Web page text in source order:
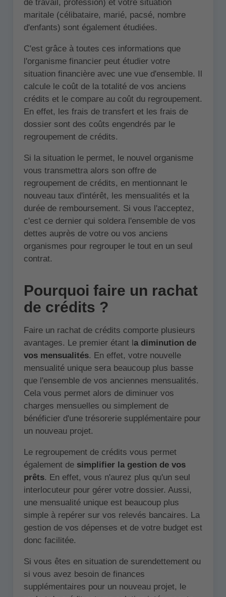
de travail, profession) et votre situation
maritale (célibataire, marié, pacsé, nombre
d'enfants) sont également étudiées.
C'est grâce à toutes ces informations que
l'organisme financier peut étudier votre
situation financière avec une vue d'ensemble. Il
calcule le coût de la totalité de vos anciens
crédits et le compare au coût du regroupement.
En effet, les frais de transfert et les frais de
dossier sont des coûts engendrés par le
regroupement de crédits.
Si la situation le permet, le nouvel organisme
vous transmettra alors son offre de
regroupement de crédits, en mentionnant le
nouveau taux d'intérêt, les mensualités et la
durée de remboursement. Si vous l'acceptez,
c'est ce dernier qui soldera l'ensemble de vos
dettes auprès de votre ou vos anciens
organismes pour regrouper le tout en un seul
contrat.
Pourquoi faire un rachat
de crédits ?
Faire un rachat de crédits comporte plusieurs
avantages. Le premier étant l a diminution de
vos mensualités. En effet, votre nouvelle
mensualité unique sera beaucoup plus basse
que l'ensemble de vos anciennes mensualités.
Cela vous permet alors de diminuer vos
charges mensuelles ou simplement de
bénéficier d'une trésorerie supplémentaire pour
un nouveau projet.
Le regroupement de crédits vous permet
également de simplifier la gestion de vos
prêts. En effet, vous n'aurez plus qu'un seul
interlocuteur pour gérer votre dossier. Aussi,
une mensualité unique est beaucoup plus
simple à repérer sur vos relevés bancaires. La
gestion de vos dépenses et de votre budget est
donc facilitée.
Si vous êtes en situation de surendettement ou
si vous avez besoin de finances
supplémentaires pour un nouveau projet, le